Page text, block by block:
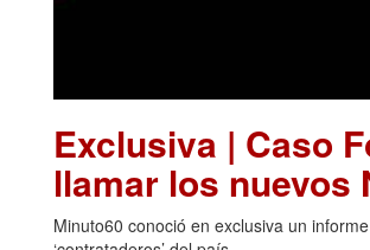
Exclusiva | Caso
llamar los nuevos
Minuto60 conoció en exclusiva un